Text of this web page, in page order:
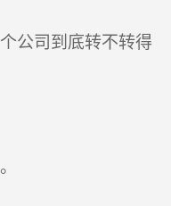
公司到底转不转得